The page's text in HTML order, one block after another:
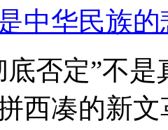
中华民族的
底否定”不
西凑的新